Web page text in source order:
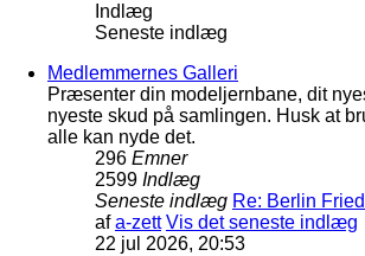
Indlæg
Seneste indlæg
Medlemmernes Galleri
Præsenter din modeljernbane, dit
nyeste skud på samlingen. Husk at
alle kan nyde det.
296 Emner
2599 Indlæg
Seneste indlæg Re: Berlin
afa-zett Vis det seneste indlæg
22 jul 2026, 20:53